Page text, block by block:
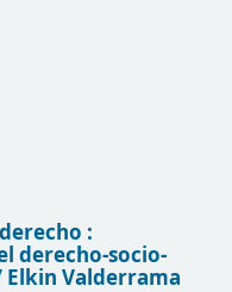
:
derecho-socio-
Elkin Valderrama